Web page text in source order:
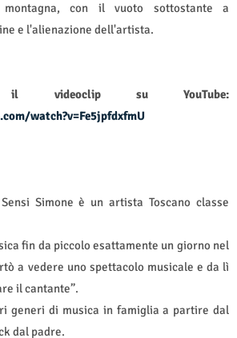
montagna, con il vuoto sottostante a
e l'alienazione dell'artista.
videoclip su YouTube:
watch?v=Fe5jpfdxfmU
Simone è un artista Toscano classe
fin da piccolo esattamente un giorno nel
a vedere uno spettacolo musicale e da lì
il cantante”.
generi di musica in famiglia a partire dal
dal padre.